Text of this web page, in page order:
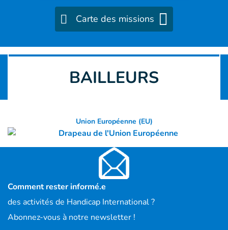
Carte des missions
BAILLEURS
Union Européenne (EU)
Comment rester informé.e
des activités de Handicap International ?
Abonnez-vous à notre newsletter !